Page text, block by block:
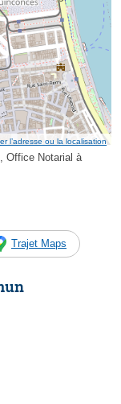
l’adresse ou la localisation
Office Notarial à
Trajet Maps